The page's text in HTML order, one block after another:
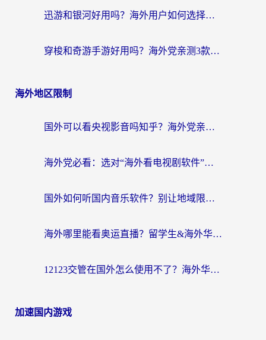
迅游和银河好用吗？海外用户如何选择回国加速器实现无缝访问国内资源
穿梭和奇游手游好用吗？海外党亲测3款回国加速器，附蜜蜂加速器七天试用攻略
海外地区限制
国外可以看央视影音吗知乎？海外党亲测有效的回国加速方案
海外党必看：选对“海外看电视剧软件”，再也不用愁国内剧刷不了
国外如何听国内音乐软件？别让地域限制，断了你的中文歌单
海外哪里能看奥运直播？留学生&海外华人必看的体育赛事观赛终极指南
12123交管在国外怎么使用不了？海外华人必看的无缝访问国内资源指南
加速国内游戏